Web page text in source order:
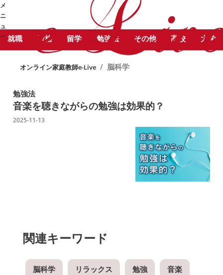
メ
ニ
ュ
ー
STUDY COLUMN
強コラム
脳科学 に関する記事をピックアッ
プしています。
就職
資格 留学 勉強法 その他 高校 大学
オンライン家庭教師e-Live / 脳科学
勉強法
音楽を聴きながらの勉強は効果的？
2025-11-13
関連キーワード
脳科学 リラックス 勉強 音楽